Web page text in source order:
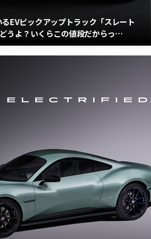
EVピックアップトラック「スレート
うよ？いくらこの値段だからっ